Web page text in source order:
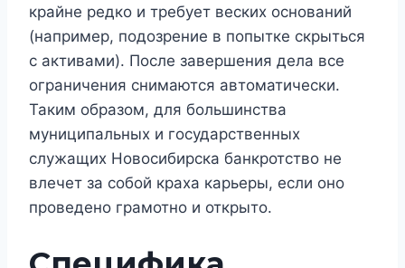
крайне редко и требует веских оснований
(например, подозрение в попытке скрыться
с активами). После завершения дела все
ограничения снимаются автоматически.
Таким образом, для большинства
муниципальных и государственных
служащих Новосибирска банкротство не
влечет за собой краха карьеры, если оно
проведено грамотно и открыто.